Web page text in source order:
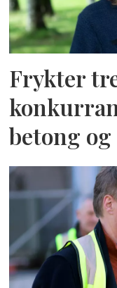
Frykter
betong